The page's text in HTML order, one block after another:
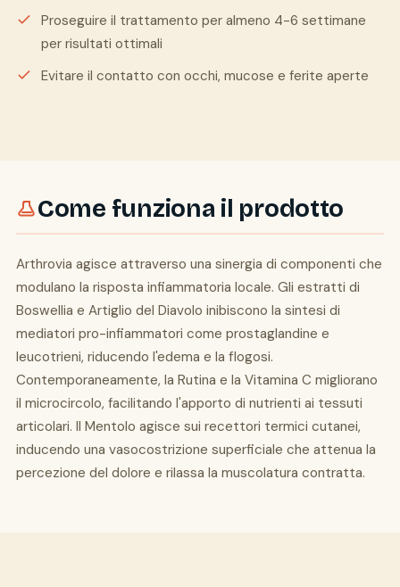
Proseguire il trattamento per almeno 4-6 settimane
per risultati ottimali
Evitare il contatto con occhi, mucose e ferite aperte
Come funziona il prodotto
Arthrovia agisce attraverso una sinergia di componenti che
modulano la risposta infiammatoria locale. Gli estratti di
Boswellia e Artiglio del Diavolo inibiscono la sintesi di
mediatori pro-infiammatori come prostaglandine e
leucotrieni, riducendo l'edema e la flogosi.
Contemporaneamente, la Rutina e la Vitamina C migliorano
il microcircolo, facilitando l'apporto di nutrienti ai tessuti
articolari. Il Mentolo agisce sui recettori termici cutanei,
inducendo una vasocostrizione superficiale che attenua la
percezione del dolore e rilassa la muscolatura contratta.